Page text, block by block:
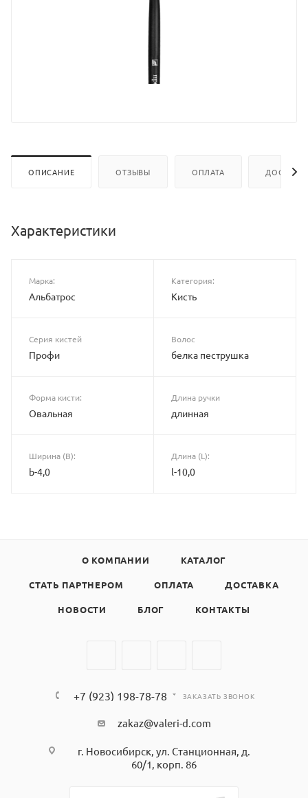
ОПИСАНИЕ ОТЗЫВЫ ОПЛАТА
Характеристики
Марка:
Альбатрос
Категория:
Кисть
Серия кистей
Профи
Волос
белка пеструшка
Форма кисти:
Овальная
Длина ручки
длинная
Ширина (B):
b-4,0
Длина (L):
l-10,0
О КОМПАНИИ КАТАЛОГ
СТАТЬ ПАРТНЕРОМ ОПЛАТА ДОСТАВКА
НОВОСТИ БЛОГ КОНТАКТЫ
+7 (923) 198-78-78 ЗАКАЗАТЬ ЗВОНОК
zakaz@valeri-d.com
г. Новосибирск, ул. Станционная, д.
60/1, корп. 86